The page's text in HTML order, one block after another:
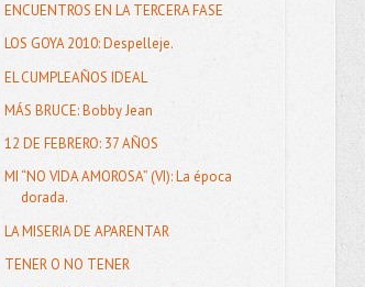
ENCUENTROS EN LA TERCERA FASE
LOS GOYA 2010: Despelleje.
EL CUMPLEAÑOS IDEAL
MÁS BRUCE: Bobby Jean
12 DE FEBRERO: 37 AÑOS
MI “NO VIDA AMOROSA” (VI): La época
dorada.
LA MISERIA DE APARENTAR
TENER O NO TENER